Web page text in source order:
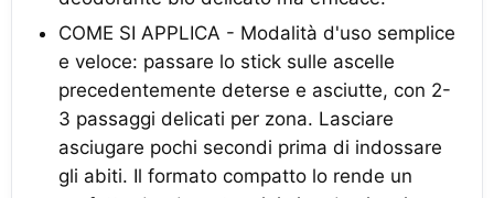
COME SI APPLICA - Modalità d'uso semplice
e veloce: passare lo stick sulle ascelle
precedentemente deterse e asciutte, con 2-
3 passaggi delicati per zona. Lasciare
asciugare pochi secondi prima di indossare
gli abiti. Il formato compatto lo rende un